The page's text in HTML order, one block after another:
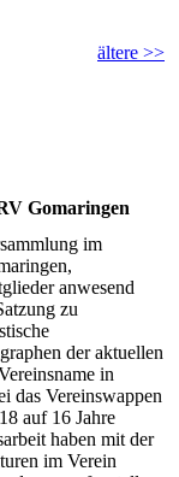
ältere >>
Gomaringen
im
anwesend
zu
der aktuellen
in
das Vereinswappen
auf 16 Jahre
haben mit der
im Verein